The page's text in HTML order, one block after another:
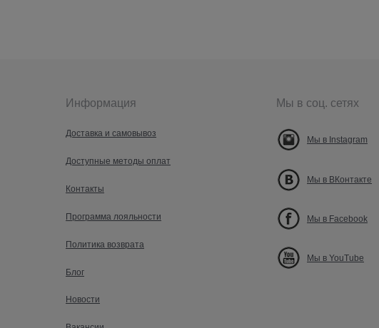
Информация
Доставка и самовывоз
Доступные методы оплат
Контакты
Программа лояльности
Политика возврата
Блог
Новости
Мы в соц. сетях
Мы в Instagram
Мы в ВКонтакте
Мы в Facebook
Мы в YouTube